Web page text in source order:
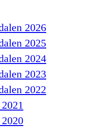
2026
2025
2024
2023
2022